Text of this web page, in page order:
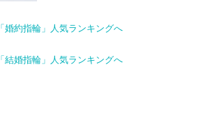
「婚約指輪」人気ランキングへ
「結婚指輪」人気ランキングへ